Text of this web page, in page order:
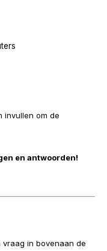
invullen om de
in bovenaan de